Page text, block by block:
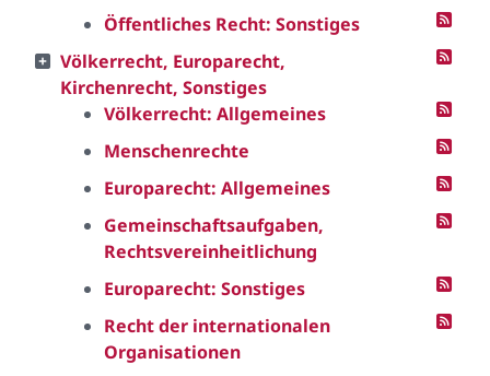
Öffentliches Recht: Sonstiges
Völkerrecht, Europarecht,
Kirchenrecht, Sonstiges
Völkerrecht: Allgemeines
Menschenrechte
Europarecht: Allgemeines
Gemeinschaftsaufgaben,
Rechtsvereinheitlichung
Europarecht: Sonstiges
Recht der internationalen
Organisationen